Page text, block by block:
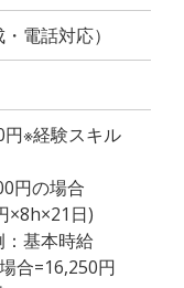
電話対応）
※経験スキル
円の場合
×8h×21日)
基本時給
合=16,250円